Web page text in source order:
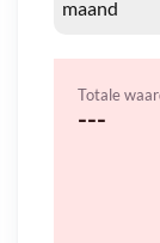
Totale
---